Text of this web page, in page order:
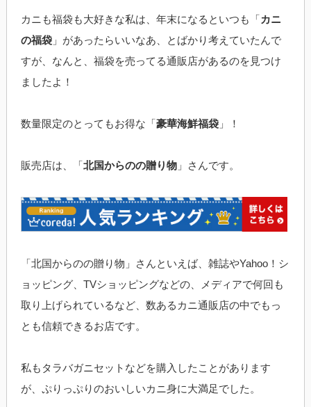
カニも福袋も大好きな私は、年末になるといつも「カニ
の福袋」があったらいいなあ、とばかり考えていたんで
すが、なんと、福袋を売ってる通販店があるのを見つけ
ましたよ！
数量限定のとってもお得な「豪華海鮮福袋」！
販売店は、「北国からのの贈り物」さんです。
「北国からのの贈り物」さんといえば、雑誌やYahoo！シ
ョッピング、TVショッピングなどの、メディアで何回も
取り上げられているなど、数あるカニ通販店の中でもっ
とも信頼できるお店です。
私もタラバガニセットなどを購入したことがあります
が、ぷりっぷりのおいしいカニ身に大満足でした。